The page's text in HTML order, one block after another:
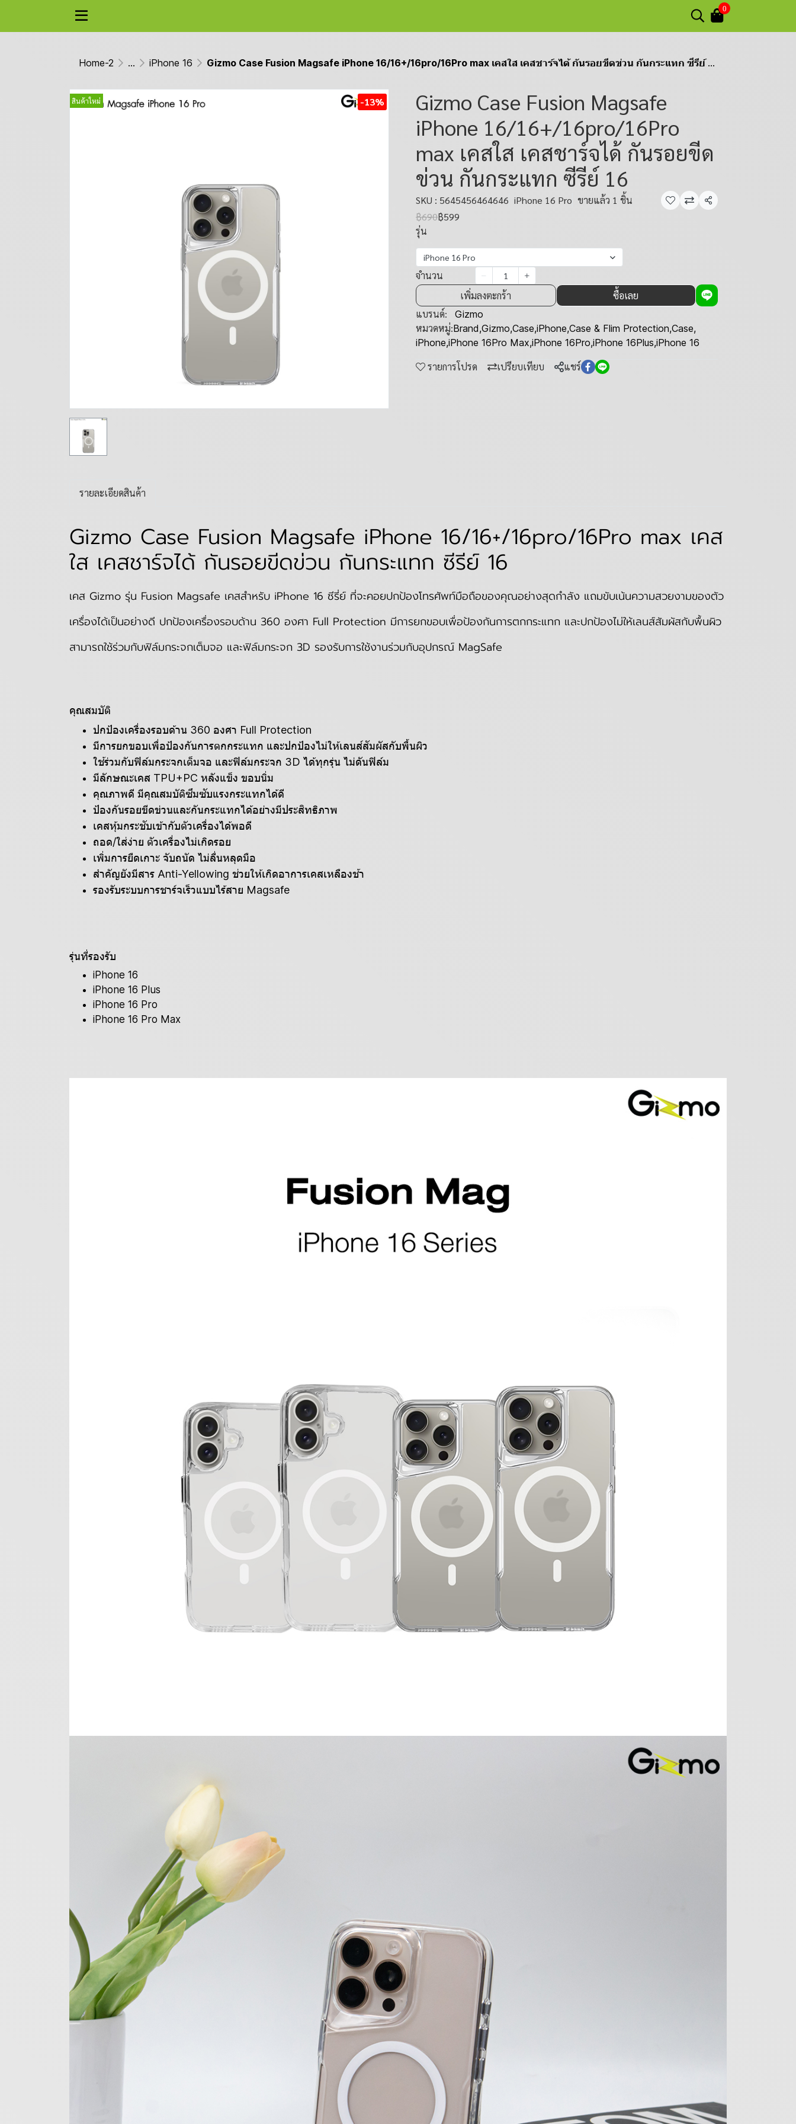
0
Home-2 ... iPhone 16 Gizmo Case Fusion Magsafe iPhone 16/16+/16pro/16Pro max เคสใส เคสชาร์จได้ กันรอยขีดข่วน กันกระแทก ซีรีย์ 16
สินค้าใหม่ -13%
Gizmo Case Fusion Magsafe
iPhone 16/16+/16pro/16Pro
max เคสใส เคสชาร์จได้ กันรอยขีด
ข่วน กันกระแทก ซีรีย์ 16
SKU : 5645456464646 iPhone 16 Pro ขายแล้ว 1 ชิ้น
แชร์
฿690฿599
รุ่น
iPhone 16 Pro
จำนวน
เพิ่มลงตะกร้า
ซื้อเลย
แบรนด์:
Gizmo
หมวดหมู่:Brand,Gizmo,Case,iPhone,Case & Flim Protection,Case,
iPhone,iPhone 16Pro Max,iPhone 16Pro,iPhone 16Plus,iPhone 16
รายการโปรด เปรียบเทียบ แชร์
รายละเอียดสินค้า
Gizmo Case Fusion Magsafe iPhone 16/16+/16pro/16Pro max เคส
ใส เคสชาร์จได้ กันรอยขีดข่วน กันกระแทก ซีรีย์ 16
เคส Gizmo รุ่น Fusion Magsafe เคสสำหรับ iPhone 16 ซีรี่ย์ ที่จะคอยปกป้องโทรศัพท์มือถือของคุณอย่างสุดกำลัง แถมขับเน้นความสวยงามของตัว
เครื่องได้เป็นอย่างดี ปกป้องเครื่องรอบด้าน 360 องศา Full Protection มีการยกขอบเพื่อป้องกันการตกกระแทก และปกป้องไม่ให้เลนส์สัมผัสกับพื้นผิว
สามารถใช้ร่วมกับฟิล์มกระจกเต็มจอ และฟิล์มกระจก 3D รองรับการใช้งานร่วมกับอุปกรณ์ MagSafe
คุณสมบัติ
ปกป้องเครื่องรอบด้าน 360 องศา Full Protection
มีการยกขอบเพื่อป้องกันการตกกระแทก และปกป้องไม่ให้เลนส์สัมผัสกับพื้นผิว
ใช้ร่วมกับฟิล์มกระจกเต็มจอ และฟิล์มกระจก 3D ได้ทุกรุ่น ไม่ดันฟิล์ม
มีลักษณะเคส TPU+PC หลังแข็ง ขอบนิ่ม
คุณภาพดี มีคุณสมบัติซึมซับแรงกระแทกได้ดี
ป้องกันรอยขีดข่วนและกันกระแทกได้อย่างมีประสิทธิภาพ
เคสหุ้มกระชับเข้ากับตัวเครื่องได้พอดี
ถอด/ใส่ง่าย ตัวเครื่องไม่เกิดรอย
เพิ่มการยืดเกาะ จับถนัด ไม่ลื่นหลุดมือ
สำคัญยังมีสาร Anti-Yellowing ช่วยให้เกิดอาการเคสเหลืองช้า
รองรับระบบการชาร์จเร็วแบบไร้สาย Magsafe
รุ่นที่รองรับ
iPhone 16
iPhone 16 Plus
iPhone 16 Pro
iPhone 16 Pro Max